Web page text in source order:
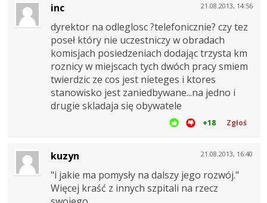
21.08.2013, 14:56
inc
dyrektor na odleglosc ?telefonicznie? czy tez
poseł który nie uczestniczy w obradach
komisjach posiedzeniach dodając trzysta km
roznicy w miejscach tych dwóch pracy smiem
twierdzic ze cos jest nieteges i ktores
stanowisko jest zaniedbywane...na jedno i
drugie skladaja się obywatele
+18 Zgłoś
21.08.2013, 16:40
kuzyn
"i jakie ma pomysły na dalszy jego rozwój."
Więcej kraść z innych szpitali na rzecz